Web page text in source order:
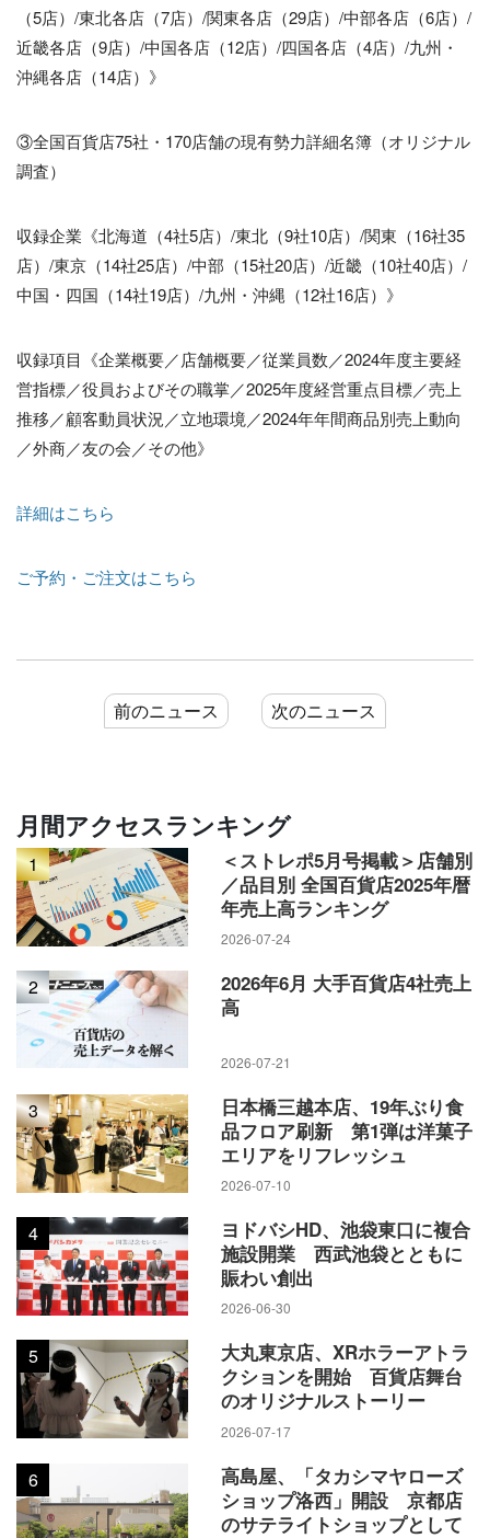
（5店）/東北各店（7店）/関東各店（29店）/中部各店（6店）/
近畿各店（9店）/中国各店（12店）/四国各店（4店）/九州・
沖縄各店（14店）》
③全国百貨店75社・170店舗の現有勢力詳細名簿（オリジナル
調査）
収録企業《北海道（4社5店）/東北（9社10店）/関東（16社35
店）/東京（14社25店）/中部（15社20店）/近畿（10社40店）/
中国・四国（14社19店）/九州・沖縄（12社16店）》
収録項目《企業概要／店舗概要／従業員数／2024年度主要経
営指標／役員およびその職掌／2025年度経営重点目標／売上
推移／顧客動員状況／立地環境／2024年年間商品別売上動向
／外商／友の会／その他》
詳細はこちら
ご予約・ご注文はこちら
前のニュース 次のニュース
月間アクセスランキング
1
＜ストレポ5月号掲載＞店舗別
／品目別 全国百貨店2025年暦
年売上高ランキング
2026-07-24
2
2026年6月 大手百貨店4社売上
高
2026-07-21
3
日本橋三越本店、19年ぶり食
品フロア刷新 第1弾は洋菓子
エリアをリフレッシュ
2026-07-10
4
ヨドバシHD、池袋東口に複合
施設開業 西武池袋とともに
賑わい創出
2026-06-30
5
大丸東京店、XRホラーアトラ
クションを開始 百貨店舞台
のオリジナルストーリー
2026-07-17
6
高島屋、「タカシマヤローズ
ショップ洛西」開設 京都店
のサテライトショップとして